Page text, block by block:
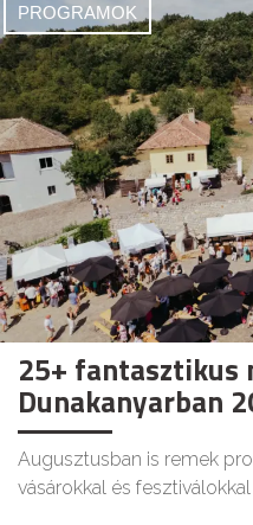
PROGRAMOK
25+ fantasztikus
Dunakanyarban
Augusztusban is remek
vásárokkal és fesztiválokkal